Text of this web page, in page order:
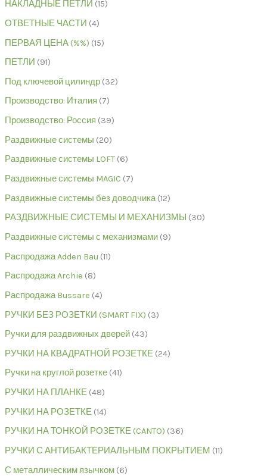
НАКЛАДНЫЕ ПЕТЛИ 15
ОТВЕТНЫЕ ЧАСТИ 4
ПЕРВАЯ ЦЕНА (%%) 15
ПЕТЛИ 91
Под ключевой цилиндр 32
Производство: Италия 7
Производство: Россия 39
Раздвижные системы 20
Раздвижные системы LOFT 6
Раздвижные системы MAGIC 7
Раздвижные системы без доводчика 12
РАЗДВИЖНЫЕ СИСТЕМЫ И МЕХАНИЗМЫ
30
Раздвижные системы с механизмами 9
Распродажа Adden Bau 11
Распродажа Archie 8
Распродажа Bussare 4
РУЧКИ БЕЗ РОЗЕТКИ (SMART FIX) 3
Ручки для раздвижных дверей 43
РУЧКИ НА КВАДРАТНОЙ РОЗЕТКЕ 24
Ручки на круглой розетке 41
РУЧКИ НА ПЛАНКЕ 48
РУЧКИ НА РОЗЕТКЕ 14
РУЧКИ НА ТОНКОЙ РОЗЕТКЕ (CANTO) 36
РУЧКИ С АНТИБАКТЕРИАЛЬНЫМ ПОКРЫТИЕМ
11
С металлическим язычком 6